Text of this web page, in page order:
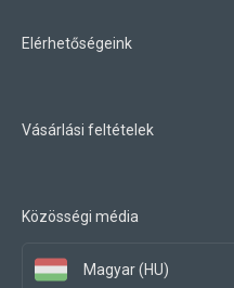
Elérhetőségeink
Vásárlási feltételek
Közösségi média
Magyar (HU)